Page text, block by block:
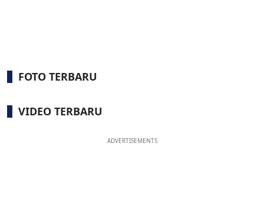
FOTO TERBARU
VIDEO TERBARU
ADVERTISEMENTS